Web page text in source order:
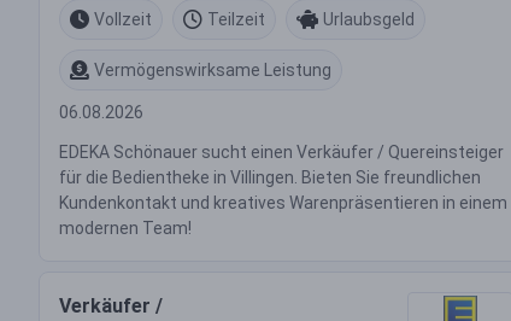
Vollzeit
Teilzeit Urlaubsgeld
Vermögenswirksame Leistung
06.08.2026
EDEKA Schönauer sucht einen Verkäufer / Quereinsteiger
für die Bedientheke in Villingen. Bieten Sie freundlichen
Kundenkontakt und kreatives Warenpräsentieren in einem
modernen Team!
Verkäufer /